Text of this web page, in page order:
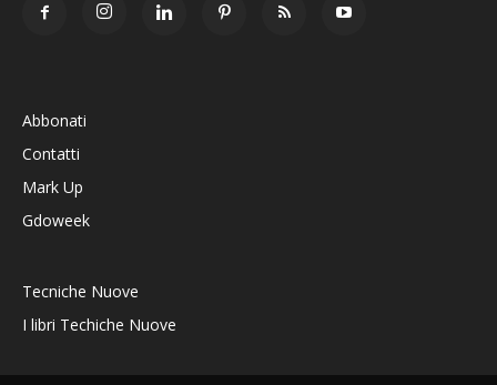
Abbonati
Contatti
Mark Up
Gdoweek
Tecniche Nuove
I libri Techiche Nuove